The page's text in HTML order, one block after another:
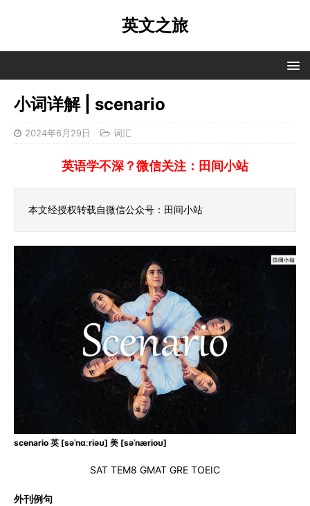
英文之旅
小词详解 | scenario
2024年6月29日 词汇
英语学不深？微信关注：田间小站
本文经授权转载自微信公众号：田间小站
scenario 英 [səˈnɑːriəʊ] 美 [səˈnærioʊ]
SAT TEM8 GMAT GRE TOEIC
外刊例句